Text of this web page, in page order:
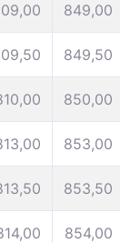
849,00
849,50
850,00
853,00
853,50
854,00